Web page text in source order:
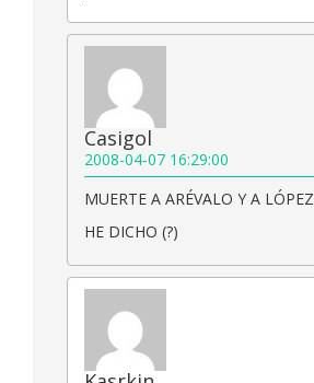
Casigol
2008-04-07 16:29:00
MUERTE A ARÉVALO Y A LÓPEZ
HE DICHO (?)